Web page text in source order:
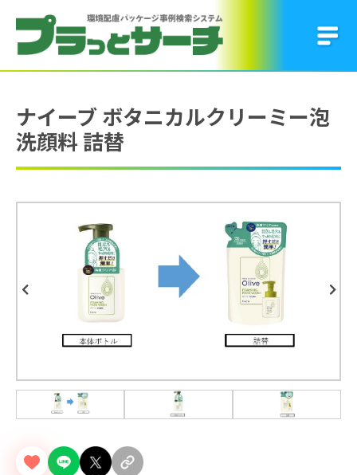
ナイーブ ボタニカルクリーミー泡
洗顔料 詰替
Previous Next